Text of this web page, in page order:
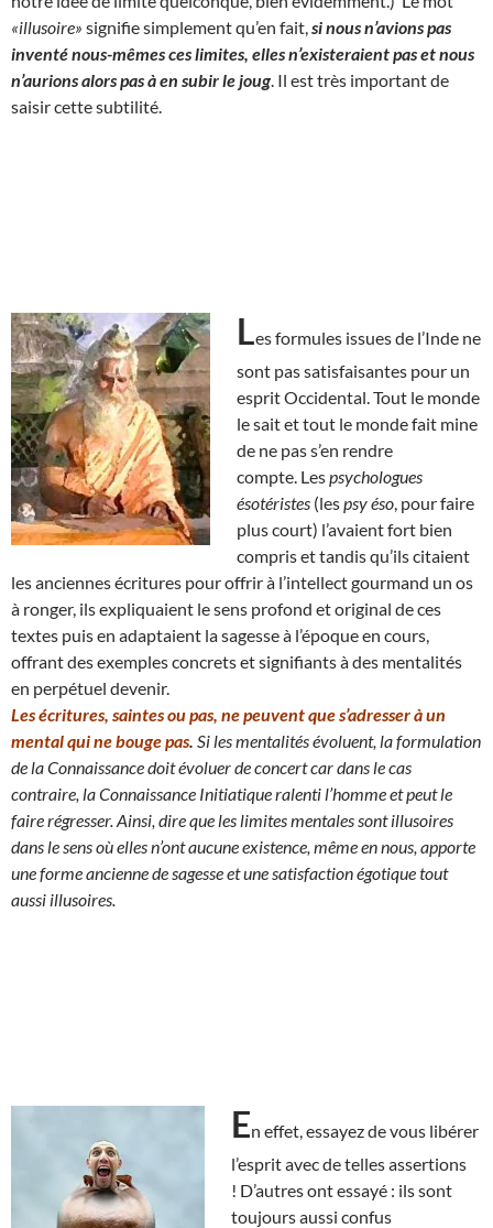
«illusoire» signifie simplement qu’en fait, si nous n’avions pas
inventé nous-mêmes ces limites, elles n’existeraient pas et nous
n’aurions alors pas à en subir le joug . Il est très important de
saisir cette subtilité.
Les formules issues de l’Inde ne
sont pas satisfaisantes pour un
esprit Occidental. Tout le monde
le sait et tout le monde fait mine
de ne pas s’en rendre
compte. Lespsychologues
ésotéristes (lespsy éso , pour faire
plus court) l’avaient fort bien
compris et tandis qu’ils citaient
les anciennes écritures pour offrir à l’intellect gourmand un os
à ronger, ils expliquaient le sens profond et original de ces
textes puis en adaptaient la sagesse à l’époque en cours,
offrant des exemples concrets et signifiants à des mentalités
en perpétuel devenir.
Les écritures, saintes ou pas, ne peuvent que s’adresser à un
mental qui ne bouge pas. Si les mentalités évoluent, la formulation
de la Connaissance doit évoluer de concert car dans le cas
contraire, la Connaissance Initiatique ralenti l’homme et peut le
faire régresser. Ainsi, dire que les limites mentales sont illusoires
dans le sens où elles n’ont aucune existence, même en nous , apporte
une forme ancienne de sagesse et une satisfaction égotique tout
aussi illusoires.
En effet, essayez de vous libérer
l’esprit avec de telles assertions
! D’autres ont essayé : ils sont
toujours aussi confus